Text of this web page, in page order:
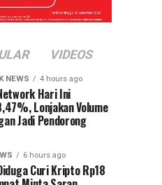
VIDEOS
NEWS 4 hours ago
Hari Ini
Lonjakan Volume
Jadi Pendorong
6 hours ago
Curi Kripto Rp18